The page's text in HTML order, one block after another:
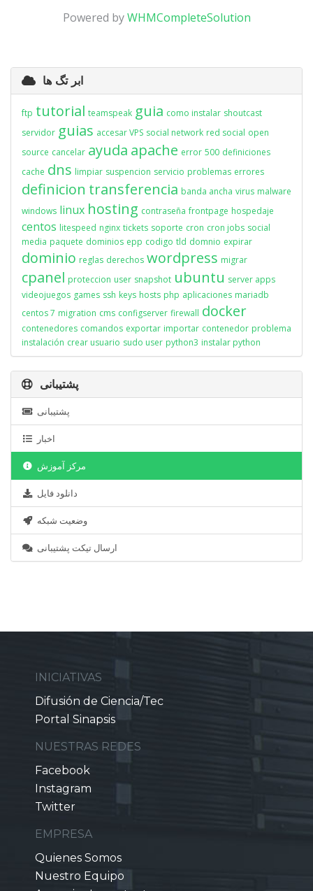
Powered byWHMCompleteSolution
ابر تگ ها
ftp tutorial teamspeak guia como instalar shoutcast
servidor guias accesar VPS social network red social open
source cancelar ayuda apache error 500 definiciones
cache dns limpiar suspencion servicio problemas errores
definicion transferencia banda ancha virus malware
windows linux hosting contraseña frontpage hospedaje
centos litespeed nginx tickets soporte cron cron jobs social
media paquete dominios epp codigo tld domnio expirar
dominio reglas derechos wordpress migrar
cpanel proteccion user snapshot ubuntu server apps
videojuegos games ssh keys hosts php aplicaciones mariadb
centos 7 migration cms configserver firewall docker
contenedores comandos exportar importar contenedor problema
instalación crear usuario sudo user python3 instalar python
پشتیبانی
پشتیبانی
اخبار
مرکز آموزش
دانلود فایل
وضعیت شبکه
ارسال تیکت پشتیبانی
INICIATIVAS
Difusión de Ciencia/Tec
Portal Sinapsis
NUESTRAS REDES
Facebook
Instagram
Twitter
EMPRESA
Quienes Somos
Nuestro Equipo